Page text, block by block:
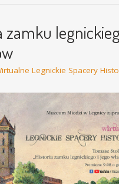
zamku
Legnickie Spacery